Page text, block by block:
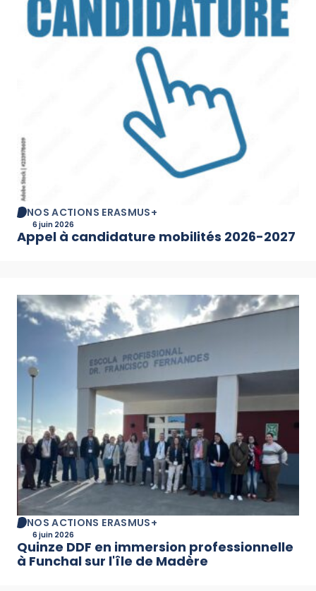
NOS ACTIONS ERASMUS+
6 juin 2026
Appel à candidature mobilités 2026-2027
NOS ACTIONS ERASMUS+
6 juin 2026
Quinze DDF en immersion professionnelle
à Funchal sur l'île de Madère